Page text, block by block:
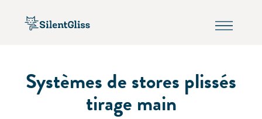
Systèmes de stores plissés
tirage main